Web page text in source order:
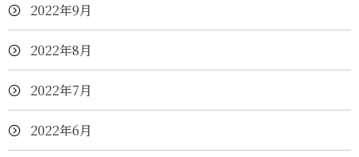
2022年9月
2022年8月
2022年7月
2022年6月